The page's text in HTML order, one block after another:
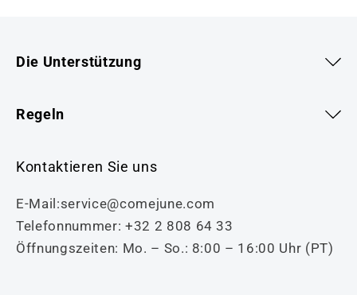
Die Unterstützung
Regeln
Kontaktieren Sie uns
E-Mail:service@comejune.com
Telefonnummer: +32 2 808 64 33
Öffnungszeiten: Mo. – So.: 8:00 – 16:00 Uhr (PT)